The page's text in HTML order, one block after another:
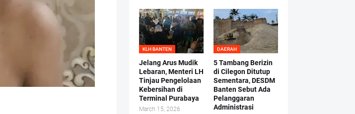
KLH BANTEN
Jelang Arus Mudik
Lebaran, Menteri LH
Tinjau Pengelolaan
Kebersihan di
Terminal Purabaya
March 15, 2026
DAERAH
5 Tambang Berizin
di Cilegon Ditutup
Sementara, DESDM
Banten Sebut Ada
Pelanggaran
Administrasi